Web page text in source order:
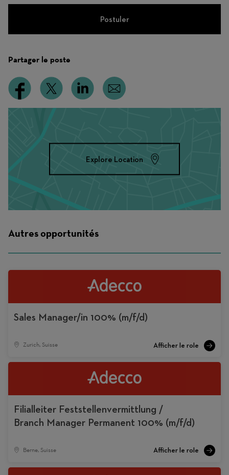
Postuler
Partager le poste
Explore Location
Autres opportunités
Sales Manager/in 100% (m/f/d)
Zurich, Suisse
Filialleiter Feststellenvermittlung /
Branch Manager Permanent 100% (m/f/d)
Berne, Suisse